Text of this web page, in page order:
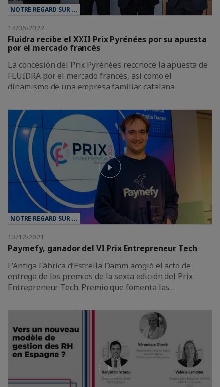
NOTRE REGARD SUR ...
14/06/2022
Fluidra recibe el XXII Prix Pyrénées por su apuesta
por el mercado francés
La concesión del Prix Pyrénées reconoce la apuesta de
FLUIDRA por el mercado francés, así como el
dinamismo de una empresa familiar catalana
NOTRE REGARD SUR ...
13/12/2021
Paymefy, ganador del VI Prix Entrepreneur Tech
L’Antiga Fàbrica d’Estrella Damm acogió el acto de
entrega de los premios de la sexta edición del Prix
Entrepreneur Tech. Premio que fomenta las…